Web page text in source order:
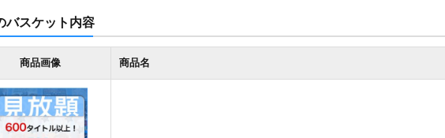
バスケット内容
商品画像 商品名